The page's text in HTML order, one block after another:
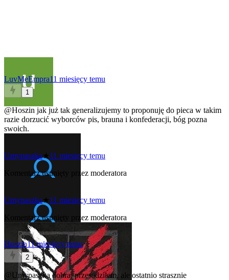
LuvMeEmpra11 miesięcy temu
1
@Hoszin jak już tak generalizujemy to proponuję do pieca w takim
razie dorzucić wyborców pis, brauna i konfederacji, bóg pozna
swoich.
Umypaszka★ 11 miesięcy temu
Komentarz usunięty przez moderatora
Umypaszka★ 11 miesięcy temu
Komentarz usunięty przez moderatora
Hoszin11 miesięcy temu
2
@Umypaszkadobra, przesadziłem, ale ostatnio strasznie